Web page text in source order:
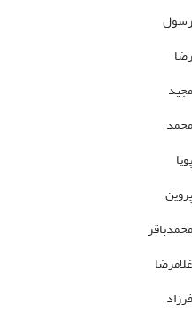
رسول
رضا
مجید
محمد
پویا
پروین
محمدباقر
غلامرضا
فرزاد